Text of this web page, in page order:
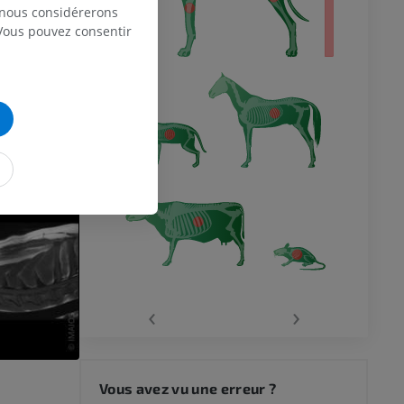
‹ ›
Vous avez vu une erreur ?
considérerons
pouvez consentir